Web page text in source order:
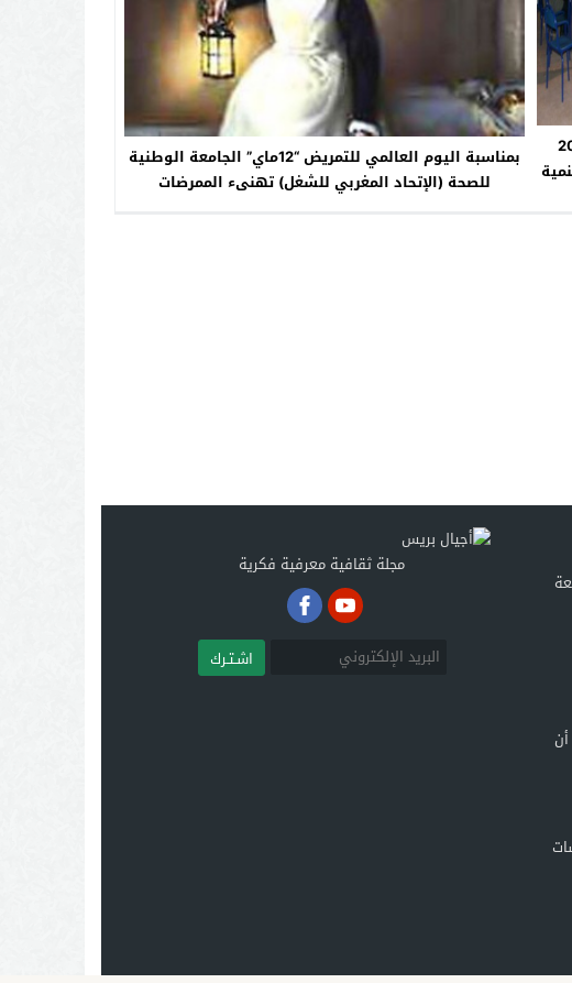
لسنة 2012
بمناسبة اليوم العالمي للتمريض “12ماي” الجامعة الوطنية
للصحة (الإتحاد المغربي للشغل) تهنىء الممرضات
مجلة ثقافية معرفية فكرية
اشـتـرك